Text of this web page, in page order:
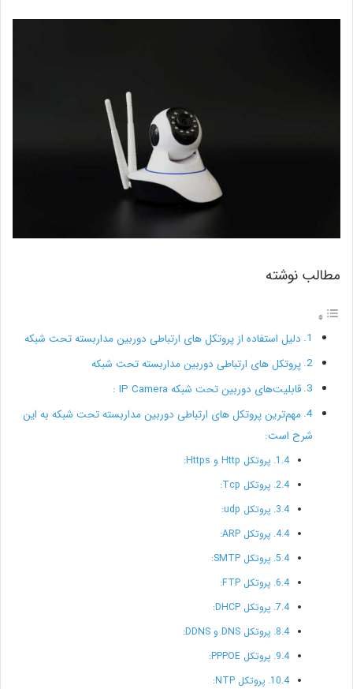
مطالب نوشته
دلیل استفاده از پروتکل های ارتباطی دوربین مداربسته تحت شبکه
پروتکل های ارتباطی دوربین مداربسته تحت شبکه
قابلیت‌های دوربین تحت شبکه IP Camera :
مهم‌ترین پروتکل های ارتباطی دوربین مداربسته تحت شبکه به این
شرح است:
پروتکل Http و Https:
پروتکل Tcp:
پروتکل udp:
پروتکل ARP:
پروتکل SMTP:
پروتکل FTP:
پروتکل DHCP:
پروتکل DNS و DDNS:
پروتکل PPPOE:
پروتکل NTP: